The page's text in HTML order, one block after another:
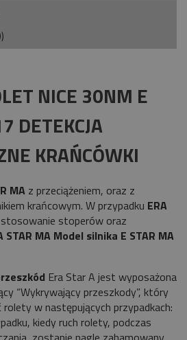
kosztów płatności
NICE 30NM E
DETEKCJA
KRAŃCÓWKI
MA z przeciążeniem, oraz z
krańcowym. W przypadku ERA
stoperów oraz
STAR MA Model silnika E STAR MA
Era Star A jest wyposażona
“Wykrywający przeszkody”, który
w następujących przypadkach:
kiedy ruch rolety, podczas